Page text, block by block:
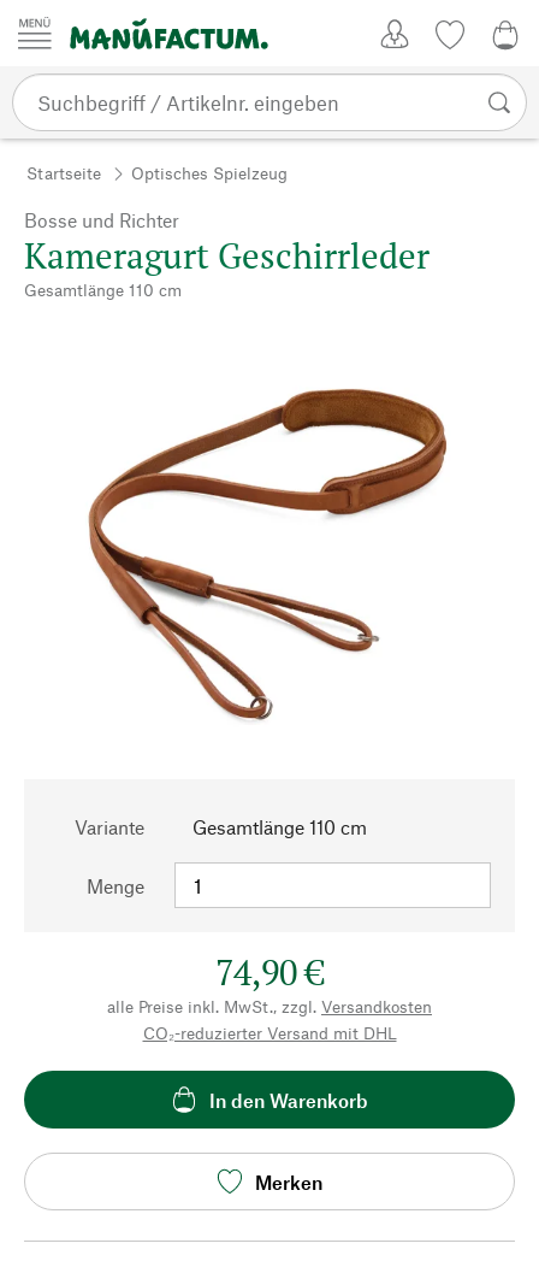
Zum Inhalt springen
Startseite Optisches Spielzeug
Bosse und Richter
Kameragurt Geschirrleder
Gesamtlänge 110 cm
Variante Gesamtlänge 110 cm
Menge
74,90 €
alle Preise inkl. MwSt., zzgl. Versandkosten
CO₂-reduzierter Versand mit DHL
In den Warenkorb
Merken